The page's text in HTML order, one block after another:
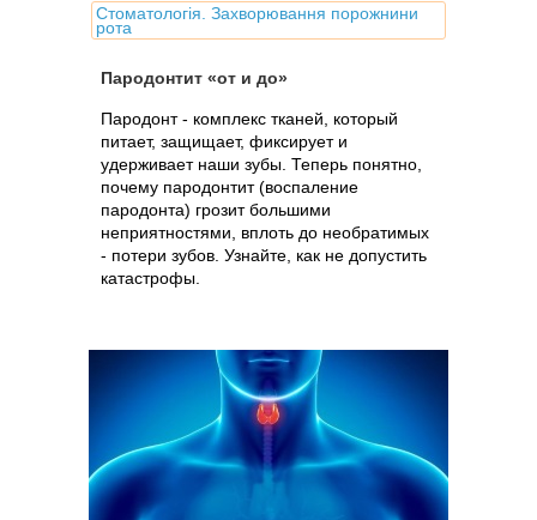
Стоматологія. Захворювання порожнини
рота
Пародонтит «от и до»
Пародонт - комплекс тканей, который
питает, защищает, фиксирует и
удерживает наши зубы. Теперь понятно,
почему пародонтит (воспаление
пародонта) грозит большими
неприятностями, вплоть до необратимых
- потери зубов. Узнайте, как не допустить
катастрофы.